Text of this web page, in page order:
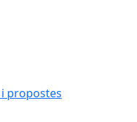
propostes